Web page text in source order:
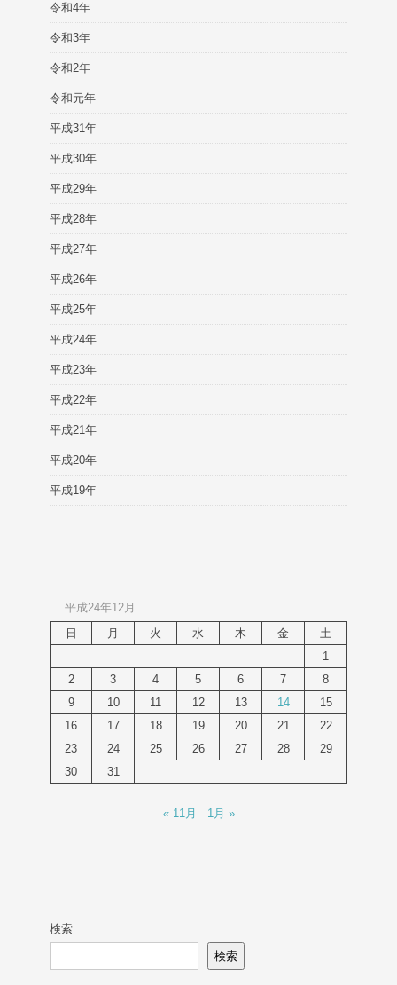
令和4年
令和3年
令和2年
令和元年
平成31年
平成30年
平成29年
平成28年
平成27年
平成26年
平成25年
平成24年
平成23年
平成22年
平成21年
平成20年
平成19年
平成24年12月
日
月 火 水 木 金
土
1
2
3 4 5 6 7
8
9
10 11 12 13 14
15
16
17 18 19 20 21
22
23
24 25 26 27 28
29
30
31
« 11月 1月 »
検索
検索